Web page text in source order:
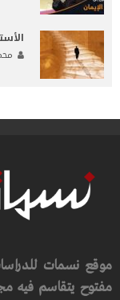
موقع نسمات
مفتوح يتقاسم فيه